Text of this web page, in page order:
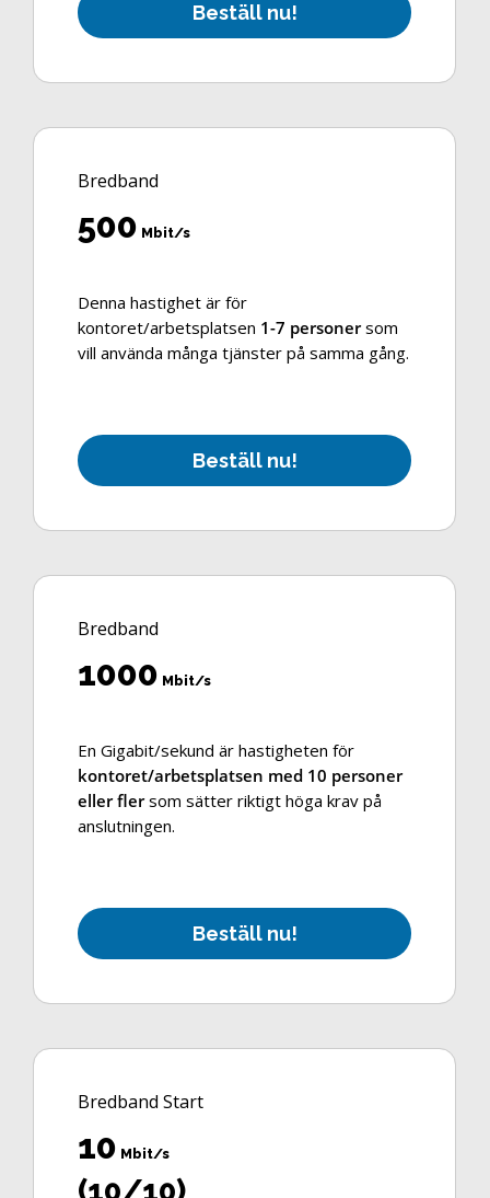
Beställ nu!
Bredband
500 Mbit/s
Denna hastighet är för
kontoret/arbetsplatsen 1-7 personersom
vill använda många tjänster på samma gång.
Beställ nu!
Bredband
1000 Mbit/s
En Gigabit/sekund är hastigheten för
kontoret/arbetsplatsen med 10 personer
eller flersom sätter riktigt höga krav på
anslutningen.
Beställ nu!
Bredband Start
10 Mbit/s